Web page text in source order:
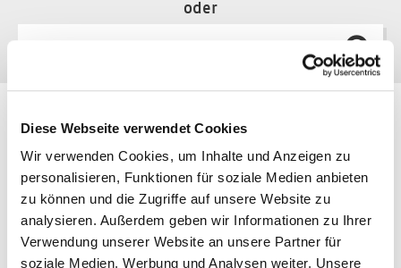
Diese Webseite verwendet Cookies
Wir verwenden Cookies, um Inhalte und Anzeigen zu
personalisieren, Funktionen für soziale Medien anbieten
zu können und die Zugriffe auf unsere Website zu
analysieren. Außerdem geben wir Informationen zu Ihrer
Verwendung unserer Website an unsere Partner für
soziale Medien, Werbung und Analysen weiter. Unsere
oder
Olaf Kühl